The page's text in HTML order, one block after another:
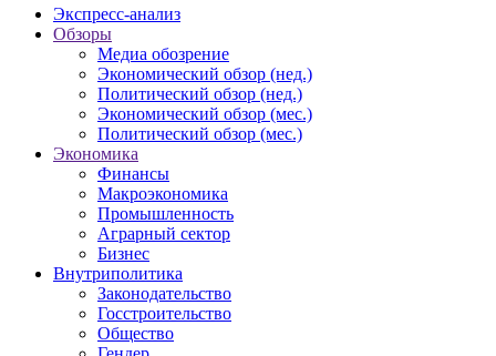
Экспресс-анализ
Обзоры
Медиа обозрение
Экономический обзор (нед.)
Политический обзор (нед.)
Экономический обзор (мес.)
Политический обзор (мес.)
Экономика
Финансы
Макроэкономика
Промышленность
Аграрный сектор
Бизнес
Внутриполитика
Законодательство
Госстроительство
Общество